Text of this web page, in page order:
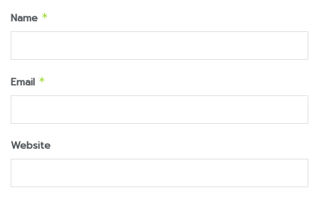
Name *
Email *
Website